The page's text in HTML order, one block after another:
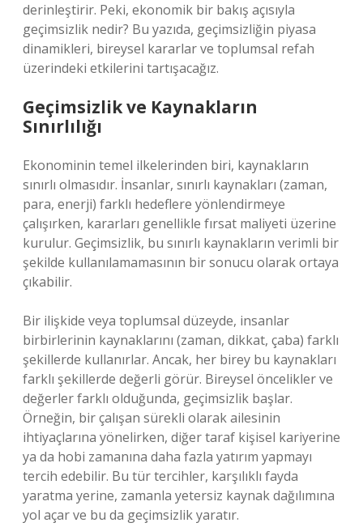
derinleştirir. Peki, ekonomik bir bakış açısıyla
geçimsizlik nedir? Bu yazıda, geçimsizliğin piyasa
dinamikleri, bireysel kararlar ve toplumsal refah
üzerindeki etkilerini tartışacağız.
Geçimsizlik ve Kaynakların
Sınırlılığı
Ekonominin temel ilkelerinden biri, kaynakların
sınırlı olmasıdır. İnsanlar, sınırlı kaynakları (zaman,
para, enerji) farklı hedeflere yönlendirmeye
çalışırken, kararları genellikle fırsat maliyeti üzerine
kurulur. Geçimsizlik, bu sınırlı kaynakların verimli bir
şekilde kullanılamamasının bir sonucu olarak ortaya
çıkabilir.
Bir ilişkide veya toplumsal düzeyde, insanlar
birbirlerinin kaynaklarını (zaman, dikkat, çaba) farklı
şekillerde kullanırlar. Ancak, her birey bu kaynakları
farklı şekillerde değerli görür. Bireysel öncelikler ve
değerler farklı olduğunda, geçimsizlik başlar.
Örneğin, bir çalışan sürekli olarak ailesinin
ihtiyaçlarına yönelirken, diğer taraf kişisel kariyerine
ya da hobi zamanına daha fazla yatırım yapmayı
tercih edebilir. Bu tür tercihler, karşılıklı fayda
yaratma yerine, zamanla yetersiz kaynak dağılımına
yol açar ve bu da geçimsizlik yaratır.